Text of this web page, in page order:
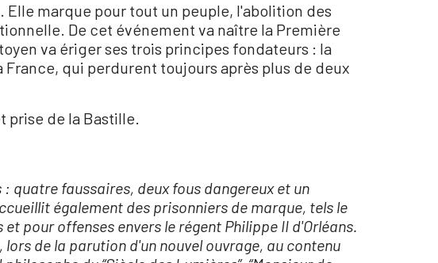
marque pour tout un peuple, l'abolition des
De cet événement va naître la Première
va ériger ses trois principes fondateurs : la
qui perdurent toujours après plus de deux
prise de la Bastille.
quatre faussaires, deux fous dangereux et un
également des prisonniers de marque, tels le
pour offenses envers le régent Philippe II d'Orléans.
de la parution d'un nouvel ouvrage, au contenu